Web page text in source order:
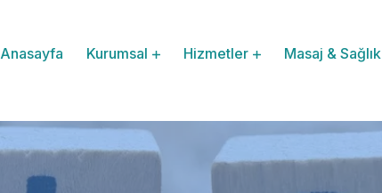
Anasayfa Kurumsal Hizmetler Masaj & Sağlık